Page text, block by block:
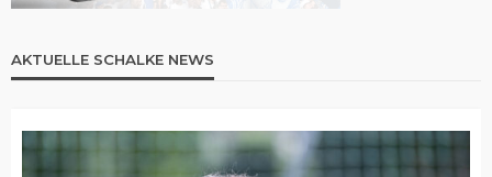
AKTUELLE SCHALKE NEWS